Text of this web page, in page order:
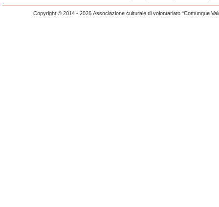
Copyright © 2014 - 2026 Associazione culturale di volontariato “Comunque